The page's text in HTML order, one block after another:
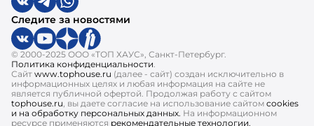
Следите за новостями
© 2000-2025 ООО «ТОП ХАУС», Санкт-Петербург.
Политика конфиденциальности
Сайт www.tophouse.ru (далее - сайт) создан исключительно в
информационных целях и любая информация на сайте не
является публичной офертой. Продолжая работу с сайтом
tophouse.ru , вы даете согласие на использование сайтом cookies
и на обработку персональных данных. На информационном
ресурсе применяются рекомендательные технологии.